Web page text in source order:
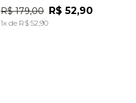
R$ 179,00 R$ 52,90
1x de R$ 52,90